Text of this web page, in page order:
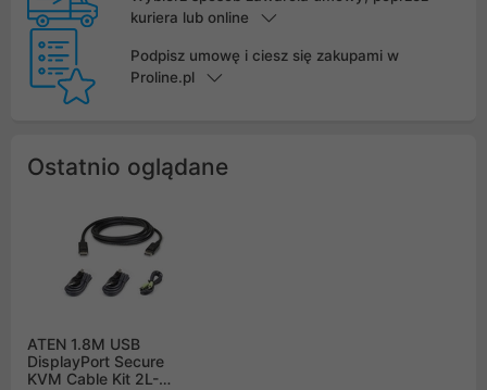
kuriera lub online
Podpisz umowę i ciesz się zakupami w
Proline.pl
Ostatnio oglądane
ATEN 1.8M USB
DisplayPort Secure
KVM Cable Kit 2L-